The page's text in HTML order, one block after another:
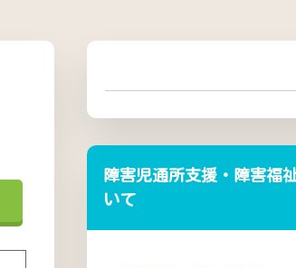
障害児通所支援・障害福
いて